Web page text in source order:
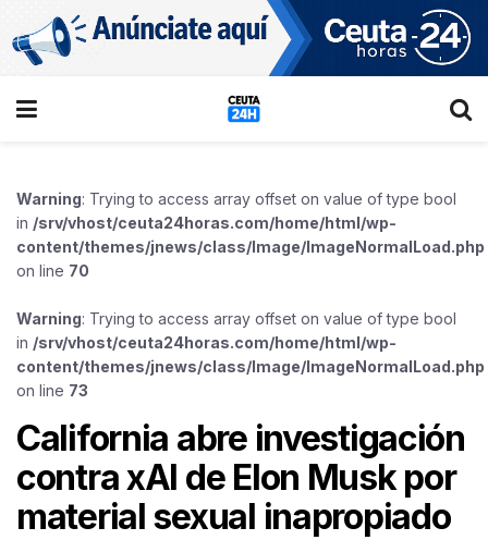
Warning: Trying to access array offset on value of type bool
in /srv/vhost/ceuta24horas.com/home/html/wp-
content/themes/jnews/class/Image/ImageNormalLoad.php
on line 70
Warning: Trying to access array offset on value of type bool
in /srv/vhost/ceuta24horas.com/home/html/wp-
content/themes/jnews/class/Image/ImageNormalLoad.php
on line 73
California abre investigación
contra xAI de Elon Musk por
material sexual inapropiado